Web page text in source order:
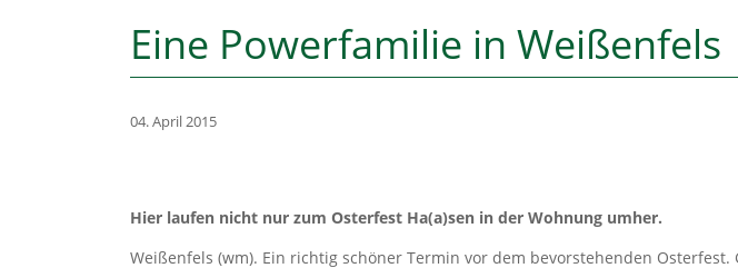
Eine Powerfamilie in Weißenfels
04. April 2015
Hier laufen nicht nur zum Osterfest Ha(a)sen in der Wohnung umher.
Weißenfels (wm). Ein richtig schöner Termin vor dem bevorstehenden